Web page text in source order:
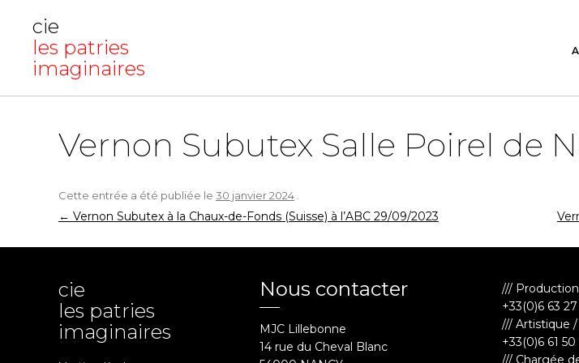
cie
les patries
imaginaires
Vernon Subutex Salle Poirel de
Cette entrée a été publiée le 30 janvier 2024
Navigation
des
← Vernon Subutex à la Chaux-de-Fonds (Suisse) à l’ABC 29/09/2023
cie
les patries
imaginaires
Nous contacter
MJC Lillebonne
14 rue du Cheval Blanc
///
+33(0)6 63
/// Artistique
+33(0)6 61
/// Chargée